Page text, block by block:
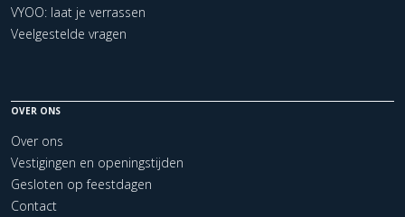
VYOO: laat je verrassen
Veelgestelde vragen
OVER ONS
Over ons
Vestigingen en openingstijden
Gesloten op feestdagen
Contact